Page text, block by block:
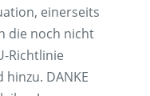
einerseits
die noch nicht
Richtlinie
DANKE